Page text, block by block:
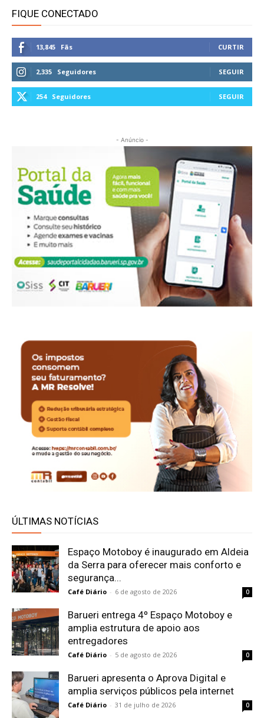
FIQUE CONECTADO
13,845 Fãs CURTIR
2,335 Seguidores SEGUIR
254 Seguidores SEGUIR
- Anúncio -
ÚLTIMAS NOTÍCIAS
Espaço Motoboy é inaugurado em Aldeia
da Serra para oferecer mais conforto e
segurança...
Café Diário - 6 de agosto de 2026 0
Barueri entrega 4º Espaço Motoboy e
amplia estrutura de apoio aos
entregadores
Café Diário - 5 de agosto de 2026 0
Barueri apresenta o Aprova Digital e
amplia serviços públicos pela internet
Café Diário - 31 de julho de 2026 0